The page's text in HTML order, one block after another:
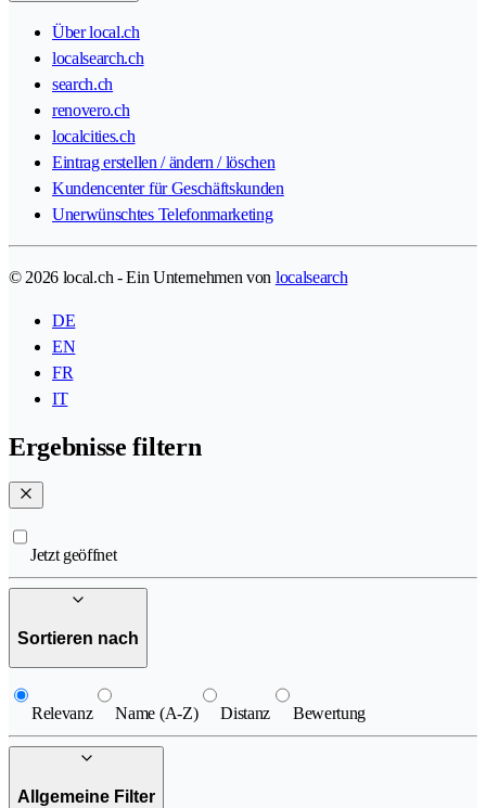
Über local.ch
localsearch.ch
search.ch
renovero.ch
localcities.ch
Eintrag erstellen / ändern / löschen
Kundencenter für Geschäftskunden
Unerwünschtes Telefonmarketing
© 2026 local.ch - Ein Unternehmen von localsearch
DE
EN
FR
IT
Ergebnisse filtern
Jetzt geöffnet
Sortieren nach
Relevanz Name (A-Z) Distanz Bewertung
Allgemeine Filter